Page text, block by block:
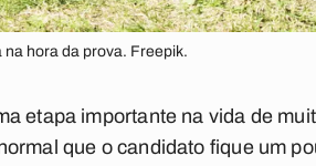
na hora da prova. Freepik.
etapa importante na vida de
que o candidato fique um